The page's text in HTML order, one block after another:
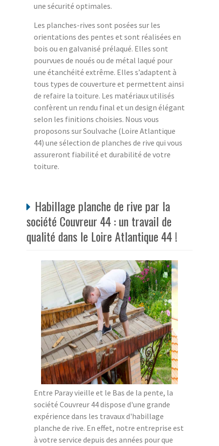
une sécurité optimales.
Les planches-rives sont posées sur les
orientations des pentes et sont réalisées en
bois ou en galvanisé prélaqué. Elles sont
pourvues de noués ou de métal laqué pour
une étanchéité extrême. Elles s’adaptent à
tous types de couverture et permettent ainsi
de refaire la toiture. Les matériaux utilisés
confèrent un rendu final et un design élégant
selon les finitions choisies. Nous vous
proposons sur Soulvache (Loire Atlantique
44) une sélection de planches de rive qui vous
assureront fiabilité et durabilité de votre
toiture.
Habillage planche de rive par la
société Couvreur 44 : un travail de
qualité dans le Loire Atlantique 44 !
Entre Paray vieille et le Bas de la pente, la
société Couvreur 44 dispose d'une grande
expérience dans les travaux d'habillage
planche de rive. En effet, notre entreprise est
à votre service depuis des années pour que